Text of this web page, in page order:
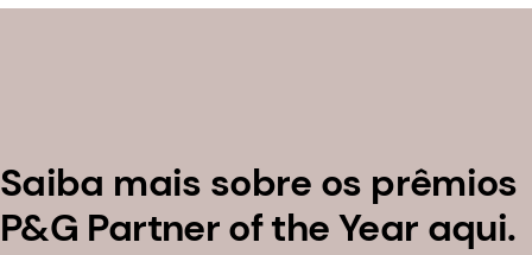
Saiba mais sobre os prêmios
P&G Partner of the Year aqui.